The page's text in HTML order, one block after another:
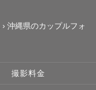
› 沖縄県のカップルフォ
撮影料金